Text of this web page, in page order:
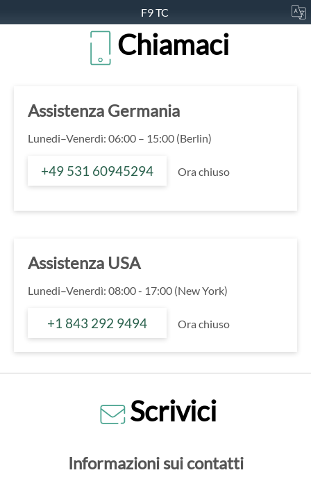
F9 TC
Chiamaci
Assistenza Germania
Lunedi–Venerdì: 06:00 – 15:00 (Berlin)
+49 531 60945294 Ora chiuso
Assistenza USA
Lunedi–Venerdì: 08:00 - 17:00 (New York)
+1 843 292 9494 Ora chiuso
Scrivici
Informazioni sui contatti